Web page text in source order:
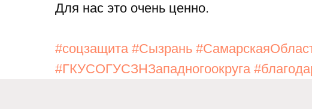
Для нас это очень ценно.
#соцзащита #Сызрань
#ГКУСОГУСЗНЗападногоокруга